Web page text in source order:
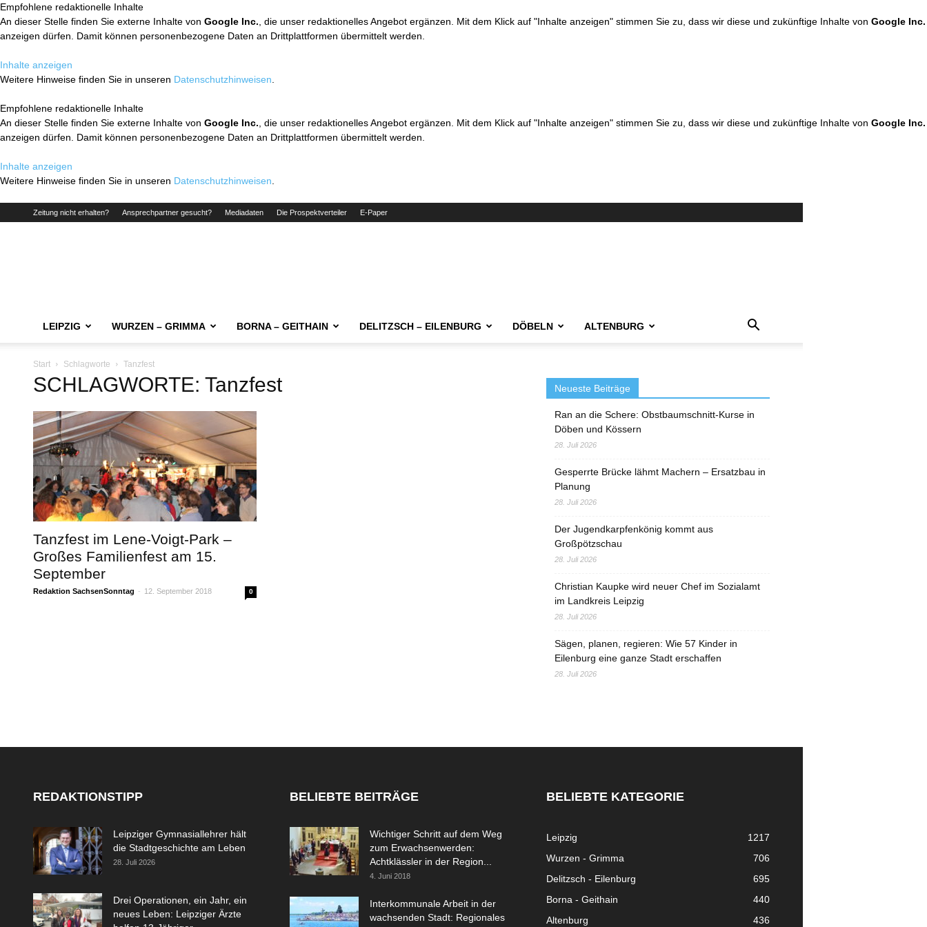
Empfohlene redaktionelle Inhalte
An dieser Stelle finden Sie externe Inhalte von Google Inc. , die unser redaktionelles Angebot ergänzen. Mit dem Klick auf "Inhalte anzeigen" stimmen Sie zu, dass wir diese und zukünftige Inhalte von Google Inc.
anzeigen dürfen. Damit können personenbezogene Daten an Drittplattformen übermittelt werden.
Inhalte anzeigen
Weitere Hinweise finden Sie in unseren Datenschutzhinweisen
Empfohlene redaktionelle Inhalte
An dieser Stelle finden Sie externe Inhalte von Google Inc. , die unser redaktionelles Angebot ergänzen. Mit dem Klick auf "Inhalte anzeigen" stimmen Sie zu, dass wir diese und zukünftige Inhalte von Google Inc.
anzeigen dürfen. Damit können personenbezogene Daten an Drittplattformen übermittelt werden.
Inhalte anzeigen
Weitere Hinweise finden Sie in unseren Datenschutzhinweisen
Zeitung nicht erhalten? Ansprechpartner gesucht? Mediadaten Die Prospektverteiler E-Paper
LEIPZIG WURZEN – GRIMMA BORNA – GEITHAIN DELITZSCH – EILENBURG DÖBELN ALTENBURG
Start Schlagworte Tanzfest
SCHLAGWORTE: Tanzfest
Tanzfest im Lene-Voigt-Park –
Großes Familienfest am 15.
September
Redaktion SachsenSonntag - 12. September 2018 0
Neueste Beiträge
Ran an die Schere: Obstbaumschnitt-Kurse in
Döben und Kössern
28. Juli 2026
Gesperrte Brücke lähmt Machern – Ersatzbau in
Planung
28. Juli 2026
Der Jugendkarpfenkönig kommt aus
Großpötzschau
28. Juli 2026
Christian Kaupke wird neuer Chef im Sozialamt
im Landkreis Leipzig
28. Juli 2026
Sägen, planen, regieren: Wie 57 Kinder in
Eilenburg eine ganze Stadt erschaffen
28. Juli 2026
REDAKTIONSTIPP
Leipziger Gymnasiallehrer hält
die Stadtgeschichte am Leben
28. Juli 2026
Drei Operationen, ein Jahr, ein
neues Leben: Leipziger Ärzte
BELIEBTE BEITRÄGE
Wichtiger Schritt auf dem Weg
zum Erwachsenwerden:
Achtklässler in der Region...
4. Juni 2018
Interkommunale Arbeit in der
wachsenden Stadt: Regionales
BELIEBTE KATEGORIE
Leipzig
1217
Wurzen - Grimma
706
Delitzsch - Eilenburg
695
Borna - Geithain
440
Altenburg
436